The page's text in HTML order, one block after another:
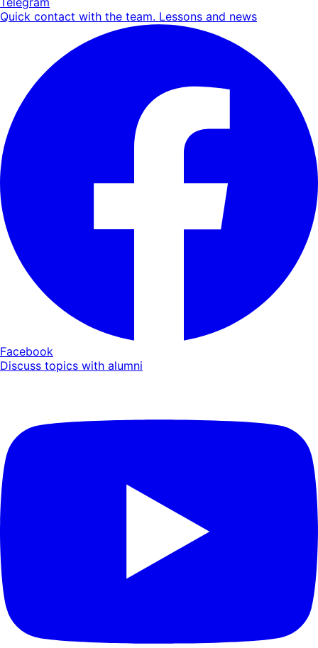
Quick contact with the team. Lessons and news
Facebook
Discuss topics with alumni